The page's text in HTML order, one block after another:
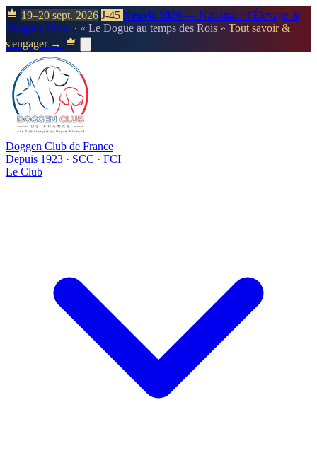
19–20 sept. 2026 J-45 Neuvic 2026 — Nationale d'Élevage &
Doggen Show · « Le Dogue au temps des Rois » Tout savoir &
s'engager →
Doggen Club de France
Depuis 1923 · SCC · FCI
Le Club